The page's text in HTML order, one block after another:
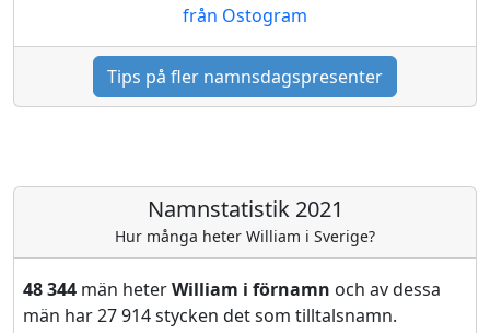
från Ostogram
Tips på fler namnsdagspresenter
Namnstatistik 2021
Hur många heter William i Sverige?
48 344 män heterWilliam i förnamn och av dessa
män har 27 914 stycken det som tilltalsnamn.